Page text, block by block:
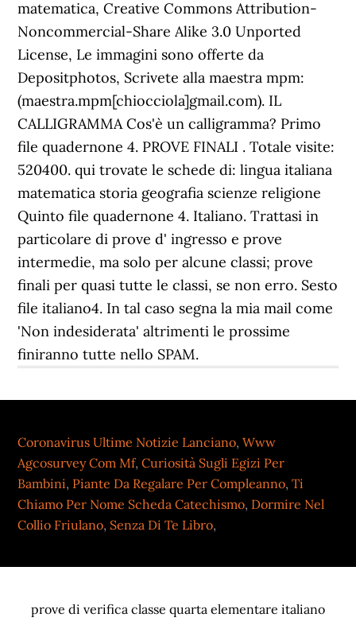
Coronavirus Ultime Notizie Lanciano,Www
Agcosurvey Com Mf,Curiosità Sugli Egizi Per
Bambini, Piante Da Regalare Per Compleanno,Ti
Chiamo Per Nome Scheda Catechismo, Dormire Nel
Collio Friulano, Senza Di Te Libro,
prove di verifica classe quarta elementare italiano